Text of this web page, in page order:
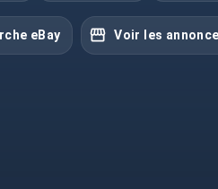
eBay Voir les